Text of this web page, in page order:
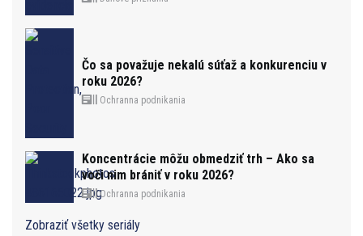
Čo sa považuje nekalú súťaž a konkurenciu v
roku 2026?
Ochranna podnikania
Koncentrácie môžu obmedziť trh – Ako sa
voči nim brániť v roku 2026?
Ochranna podnikania
Zobraziť všetky seriály